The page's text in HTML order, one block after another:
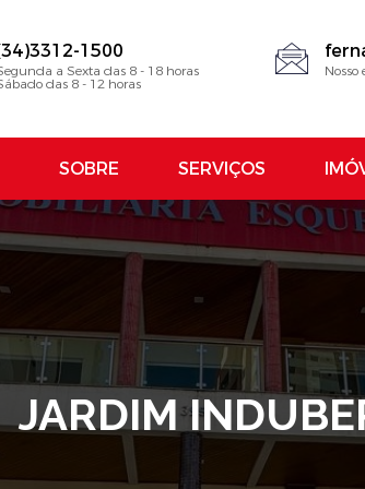
1500
a Sexta das 8 - 18 horas
das 8 - 12 horas
SOBRE SERVIÇOS
JARDIM